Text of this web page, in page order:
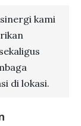
kami
di lokasi.